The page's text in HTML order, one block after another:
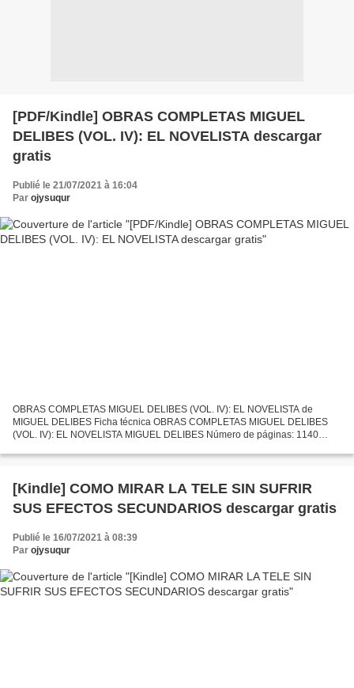
[PDF/Kindle] OBRAS COMPLETAS MIGUEL
DELIBES (VOL. IV): EL NOVELISTA descargar
gratis
Publié le 21/07/2021 à 16:04
Par ojysuqur
OBRAS COMPLETAS MIGUEL DELIBES (VOL. IV): EL NOVELISTA de
MIGUEL DELIBES Ficha técnica OBRAS COMPLETAS MIGUEL DELIBES
(VOL. IV): EL NOVELISTA MIGUEL DELIBES Número de páginas: 1140
9788423341955...
[Kindle] COMO MIRAR LA TELE SIN SUFRIR
SUS EFECTOS SECUNDARIOS descargar gratis
Publié le 16/07/2021 à 08:39
Par ojysuqur